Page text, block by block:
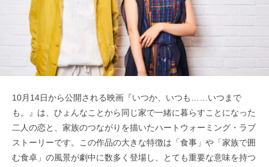
10月14日から公開される映画『いつか、いつも……いつまで
も。』は、ひょんなことから同じ家で一緒に暮らすことになった
二人の恋と、家族のつながりを描いたハートウォーミング・ラブ
ストーリーです。この作品の大きな特徴は「食事」や「家族で囲
む食卓」の風景が劇中に数多く登場し、とても重要な意味を持つ